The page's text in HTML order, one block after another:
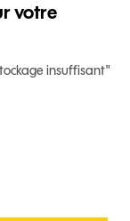
votre
insuffisant"
sur votre